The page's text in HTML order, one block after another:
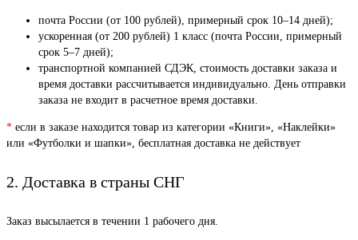
почта России (от 100 рублей), примерный срок 10–14 дней);
ускоренная (от 200 рублей) 1 класс (почта России, примерный
срок 5–7 дней);
транспортной компанией СДЭК, стоимость доставки заказа и
время доставки рассчитывается индивидуально. День отправки
заказа не входит в расчетное время доставки.
* если в заказе находится товар из категории «Книги», «Наклейки»
или «Футболки и шапки», бесплатная доставка не действует
2. Доставка в страны СНГ
Заказ высылается в течении 1 рабочего дня.